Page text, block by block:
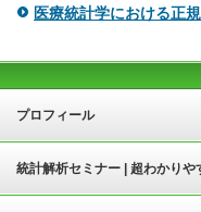
医療統計学における正
プロフィール
統計解析セミナー | 超わかりや